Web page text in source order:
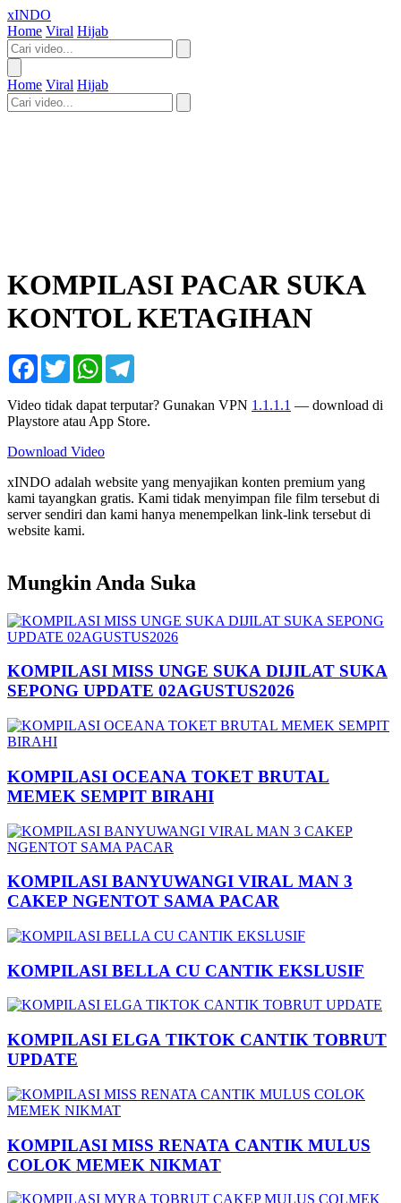
xINDO
Home Viral Hijab
Home Viral Hijab
KOMPILASI PACAR SUKA
KONTOL KETAGIHAN
Facebook
TwitterWhatsApp
Video tidak dapat terputar? Gunakan VPN 1.1.1.1 — download di
Playstore atau App Store.
Download Video
xINDO adalah website yang menyajikan konten premium yang
kami tayangkan gratis. Kami tidak menyimpan file film tersebut di
server sendiri dan kami hanya menempelkan link-link tersebut di
website kami.
Mungkin Anda Suka
KOMPILASI MISS UNGE SUKA DIJILAT SUKA
SEPONG UPDATE 02AGUSTUS2026
KOMPILASI OCEANA TOKET BRUTAL
MEMEK SEMPIT BIRAHI
KOMPILASI BANYUWANGI VIRAL MAN 3
CAKEP NGENTOT SAMA PACAR
KOMPILASI BELLA CU CANTIK EKSLUSIF
KOMPILASI ELGA TIKTOK CANTIK TOBRUT
UPDATE
KOMPILASI MISS RENATA CANTIK MULUS
COLOK MEMEK NIKMAT